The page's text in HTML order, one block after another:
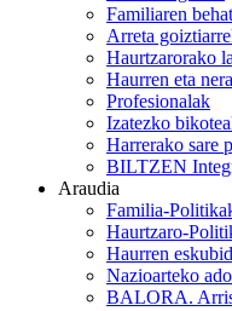
Familiaren
Arreta
Haurtzarorako
Haurren eta
Profesionalak
Izatezko
Harrerako sare
BILTZEN
Araudia
Familia-
Haurtzaro-
Haurren
Nazioarteko
BALORA.